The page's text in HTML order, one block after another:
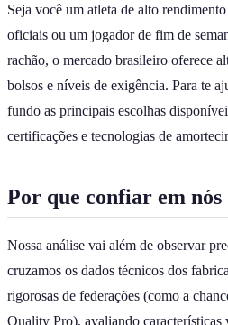
Seja você um atleta de alto
oficiais ou um jogador de fim de
rachão, o mercado brasileiro oferece
bolsos e níveis de exigência. Para te
fundo as principais escolhas
certificações e tecnologias de
Por que confiar em nós
Nossa análise vai além de observar
cruzamos os dados técnicos dos
rigorosas de federações (como a
Quality Pro), avaliando características